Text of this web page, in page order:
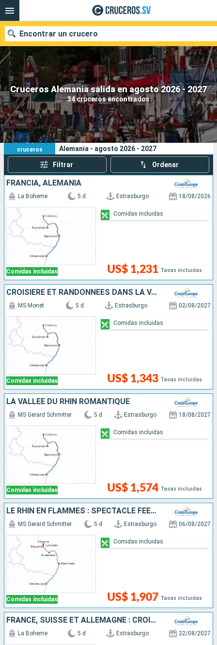
Cruceros Alemania salida en agosto 2026 - 2027
34 cruceros encontrados
Encontrar un crucero
Nuestros destinos
Fecha de salida
Puertos Compañías
Buscar
34
cruceros
Sus criterios de búsqueda:
Alemania - agosto 2026 - 2027
Filtrar Ordenar
FRANCIA, ALEMANIA
Comidas incluidas
La Boheme 5 d Estrasburgo 18/08/2026
US$ 1,231 Tasas incluidas
Comidas incluidas
CROISIÈRE ET RANDONNÉES DANS LA VALLÉE DU RHIN - HISTOIRE, TRADITIONS ET AMBIANCE RHÉNANE
Comidas incluidas
MS Monet 5 d Estrasburgo 02/08/2027
US$ 1,343 Tasas incluidas
Comidas incluidas
LA VALLÉE DU RHIN ROMANTIQUE
Comidas incluidas
MS Gerard Schmitter 5 d Estrasburgo 18/08/2027
US$ 1,574 Tasas incluidas
Comidas incluidas
LE RHIN EN FLAMMES : SPECTACLE FÉERIQUE AU FIL DE L'EAU
Comidas incluidas
MS Gerard Schmitter 5 d Estrasburgo 06/08/2027
US$ 1,907 Tasas incluidas
Comidas incluidas
FRANCE, SUISSE ET ALLEMAGNE : CROISIÈRE SUR LE RHIN VERS LA RÉGION DES 3 PAYS ET VOYAGE À BORD DU TRAIN "GLACIER EXPRESS"
La Boheme 5 d Estrasburgo 22/08/2027